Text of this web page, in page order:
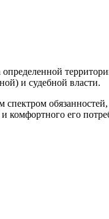
и судебной власти.
его